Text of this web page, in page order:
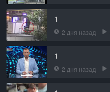
1
2 дня назад
1
2 дня назад